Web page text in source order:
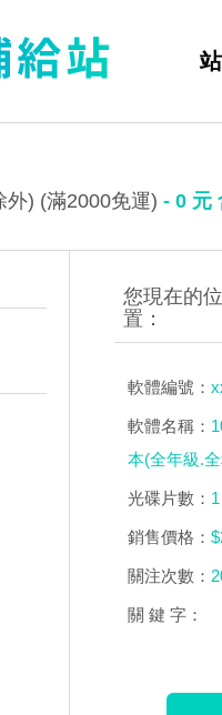
外) (滿2000免運) - 0 元
軟體編號：
軟體名稱：
本(全年級.
光碟片數： 1
銷售價格：
關注次數：
關 鍵 字：